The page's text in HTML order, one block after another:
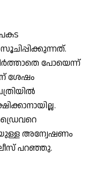
പോയെന്ന്
ശേഷം
അന്വേഷണം
പറഞ്ഞു.